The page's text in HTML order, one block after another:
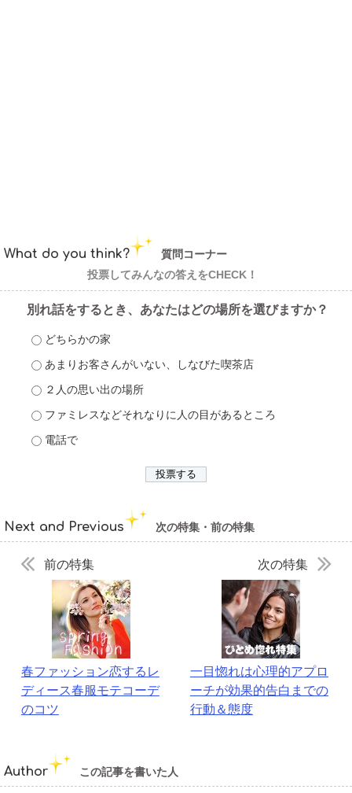
What do you think?
質問コーナー
投票してみんなの答えをCHECK！
別れ話をするとき、あなたはどの場所を選びますか？
どちらかの家
あまりお客さんがいない、しなびた喫茶店
２人の思い出の場所
ファミレスなどそれなりに人の目があるところ
電話で
Next and Previous 次の特集・前の特集
前の特集
春ファッション恋するレ
ディース春服モテコーデ
のコツ
次の特集
一目惚れは心理的アプロ
ーチが効果的告白までの
行動＆態度
Author この記事を書いた人